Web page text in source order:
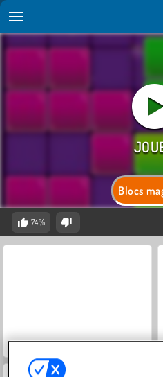
Blocs
74%
Blocs